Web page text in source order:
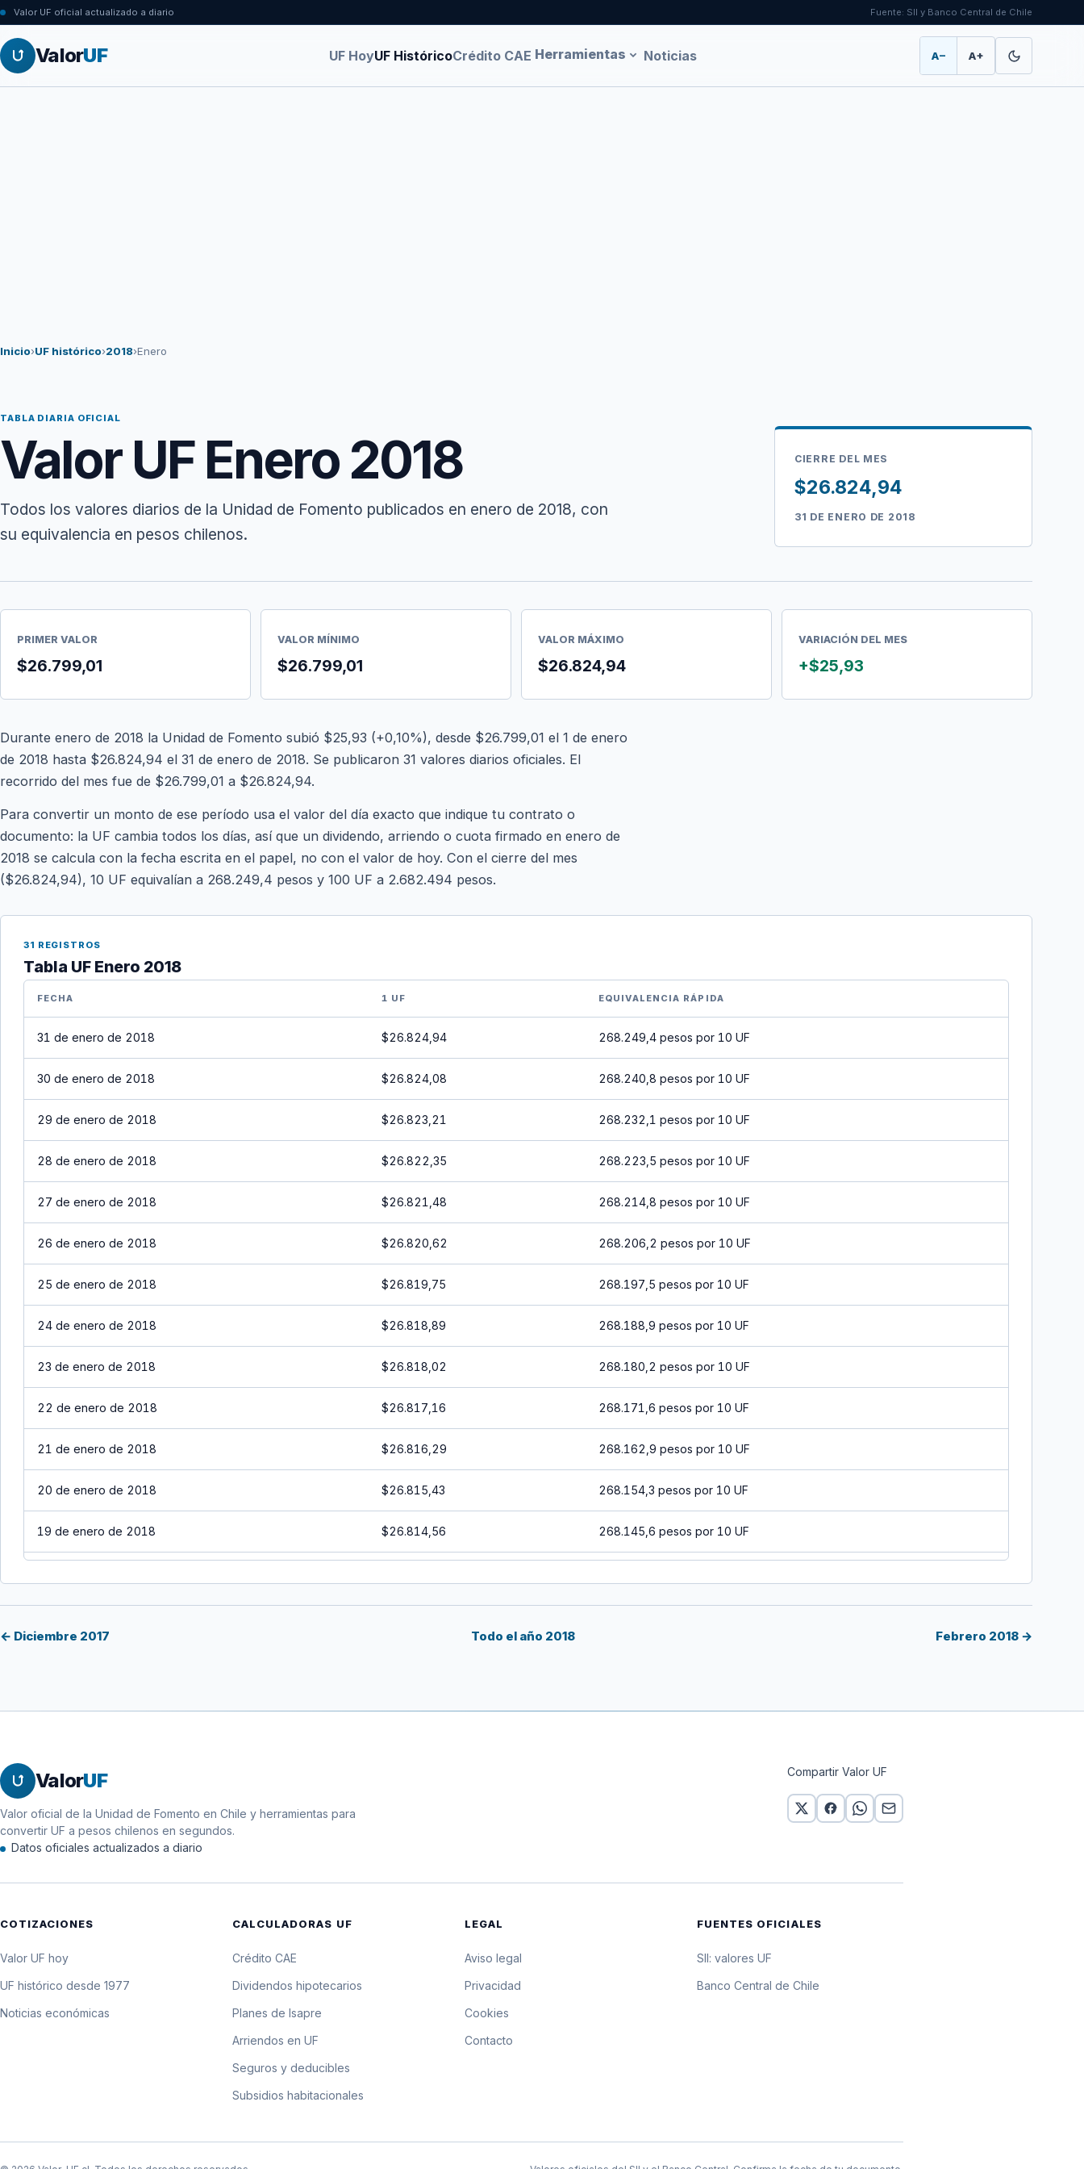
Valor UF oficial actualizado a diario Fuente: SII y Banco Central de Chile
ValorUF UF HoyUF HistóricoCrédito CAE Herramientas Noticias A− A+
Inicio›UF histórico›2018›Enero
TABLA DIARIA OFICIAL
Valor UF Enero 2018
Todos los valores diarios de la Unidad de Fomento publicados en enero de 2018, con
su equivalencia en pesos chilenos.
CIERRE DEL MES
$26.824,94
31 DE ENERO DE 2018
PRIMER VALOR
$26.799,01
VALOR MÍNIMO
$26.799,01
VALOR MÁXIMO
$26.824,94
VARIACIÓN DEL MES
+$25,93
Durante enero de 2018 la Unidad de Fomento subió $25,93 (+0,10%), desde $26.799,01 el 1 de enero
de 2018 hasta $26.824,94 el 31 de enero de 2018. Se publicaron 31 valores diarios oficiales. El
recorrido del mes fue de $26.799,01 a $26.824,94.
Para convertir un monto de ese período usa el valor del día exacto que indique tu contrato o
documento: la UF cambia todos los días, así que un dividendo, arriendo o cuota firmado en enero de
2018 se calcula con la fecha escrita en el papel, no con el valor de hoy. Con el cierre del mes
($26.824,94), 10 UF equivalían a 268.249,4 pesos y 100 UF a 2.682.494 pesos.
31 REGISTROS
Tabla UF Enero 2018
FECHA 1 UF EQUIVALENCIA RÁPIDA
31 de enero de 2018 $26.824,94 268.249,4 pesos por 10 UF
30 de enero de 2018 $26.824,08 268.240,8 pesos por 10 UF
29 de enero de 2018 $26.823,21 268.232,1 pesos por 10 UF
28 de enero de 2018 $26.822,35 268.223,5 pesos por 10 UF
27 de enero de 2018 $26.821,48 268.214,8 pesos por 10 UF
26 de enero de 2018 $26.820,62 268.206,2 pesos por 10 UF
25 de enero de 2018 $26.819,75 268.197,5 pesos por 10 UF
24 de enero de 2018 $26.818,89 268.188,9 pesos por 10 UF
23 de enero de 2018 $26.818,02 268.180,2 pesos por 10 UF
22 de enero de 2018 $26.817,16 268.171,6 pesos por 10 UF
21 de enero de 2018 $26.816,29 268.162,9 pesos por 10 UF
20 de enero de 2018 $26.815,43 268.154,3 pesos por 10 UF
19 de enero de 2018 $26.814,56 268.145,6 pesos por 10 UF
13 de enero de 2018
12 de enero de 2018
8 de enero de 2018 268.050,5 pesos por 10 UF
← Diciembre 2017 Todo el año 2018 Febrero 2018 →
ValorUF
Valor oficial de la Unidad de Fomento en Chile y herramientas para
convertir UF a pesos chilenos en segundos.
Datos oficiales actualizados a diario
Compartir Valor UF
COTIZACIONES
Valor UF hoy
UF histórico desde 1977
Noticias económicas
CALCULADORAS UF
Crédito CAE
Dividendos hipotecarios
Planes de Isapre
Arriendos en UF
Seguros y deducibles
Subsidios habitacionales
LEGAL
Aviso legal
Privacidad
Cookies
Contacto
FUENTES OFICIALES
SII: valores UF
Banco Central de Chile